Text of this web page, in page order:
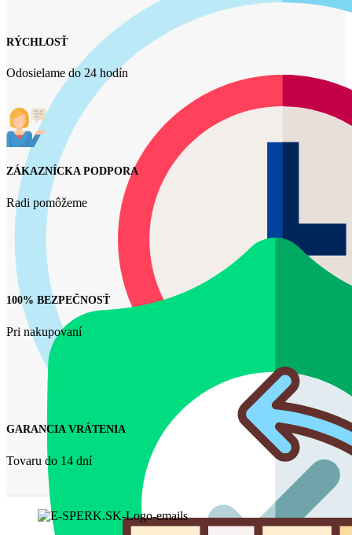
RÝCHLOSŤ
Odosielame do 24 hodín
ZÁKAZNÍCKA PODPORA
Radi pomôžeme
100% BEZPEČNOSŤ
Pri nakupovaní
GARANCIA VRÁTENIA
Tovaru do 14 dní